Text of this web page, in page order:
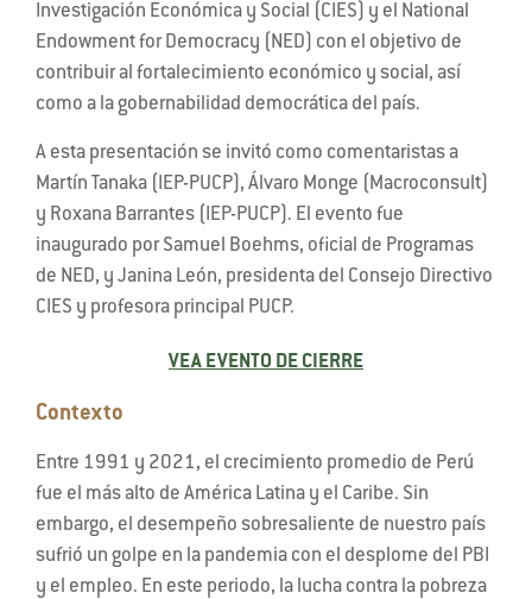
Investigación Económica y Social (CIES) y el National
Endowment for Democracy (NED) con el objetivo de
contribuir al fortalecimiento económico y social, así
como a la gobernabilidad democrática del país.
A esta presentación se invitó como comentaristas a
Martín Tanaka (IEP-PUCP), Álvaro Monge (Macroconsult)
y Roxana Barrantes (IEP-PUCP). El evento fue
inaugurado por Samuel Boehms, oficial de Programas
de NED, y Janina León, presidenta del Consejo Directivo
CIES y profesora principal PUCP.
VEA EVENTO DE CIERRE
Contexto
Entre 1991 y 2021, el crecimiento promedio de Perú
fue el más alto de América Latina y el Caribe. Sin
embargo, el desempeño sobresaliente de nuestro país
sufrió un golpe en la pandemia con el desplome del PBI
y el empleo. En este periodo, la lucha contra la pobreza